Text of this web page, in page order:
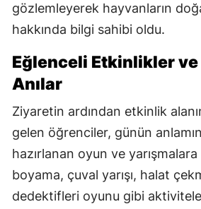
gözlemleyerek hayvanların
hakkında bilgi sahibi oldu.
Eğlenceli Etkinlikler
Anılar
Ziyaretin ardından etkinlik
gelen öğrenciler, günün
hazırlanan oyun ve yarışmalara
boyama, çuval yarışı, halat
dedektifleri oyunu gibi